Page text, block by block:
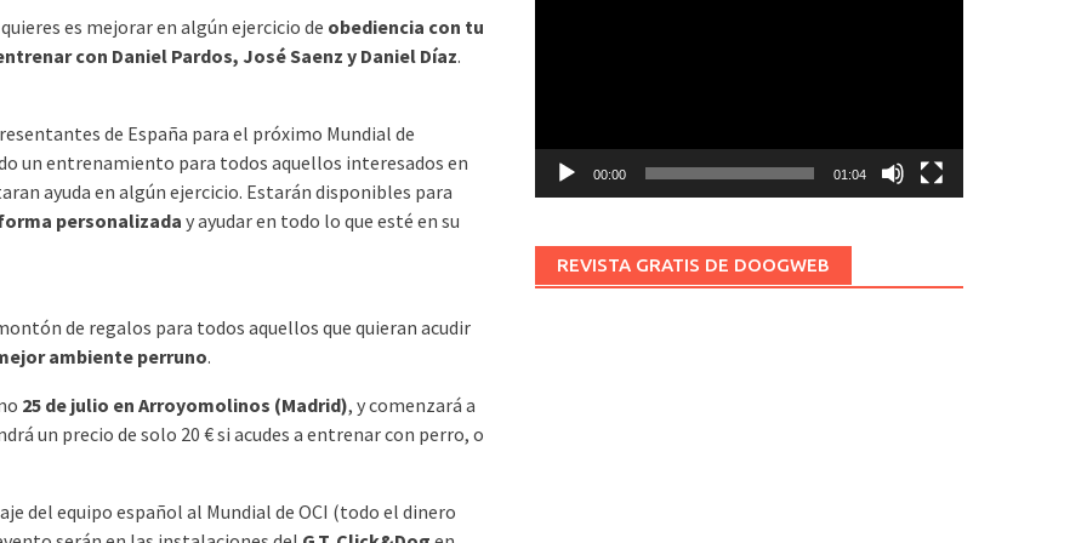
es mejorar en algún ejercicio de obediencia con tu
con Daniel Pardos, José Saenz y Daniel Díaz.
de España para el próximo Mundial de
un entrenamiento para todos aquellos interesados en
ayuda en algún ejercicio. Estarán disponibles para
personalizada y ayudar en todo lo que esté en su
de regalos para todos aquellos que quieran acudir
ambiente perruno.
25 de julio en Arroyomolinos (Madrid), y comenzará a
un precio de solo 20 € si acudes a entrenar con perro, o
del equipo español al Mundial de OCI (todo el dinero
00:00 01:04
REVISTA GRATIS DE DOOGWEB